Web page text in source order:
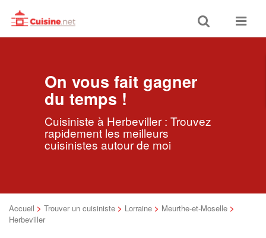
Toggle
search
Toggle
On vous fait gagner
du temps !
Cuisiniste à Herbeviller : Trouvez
rapidement les meilleurs
cuisinistes autour de moi
Accueil > Trouver un cuisiniste > Lorraine > Meurthe-et-Moselle >
Herbeviller